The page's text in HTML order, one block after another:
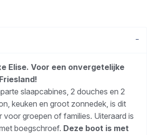
Elise. Voor een onvergetelijke
slaapcabines, 2 douches en 2
keuken en groot zonnedek, is dit
voor groepen of families. Uiteraard is
boegschroef. Deze boot is met